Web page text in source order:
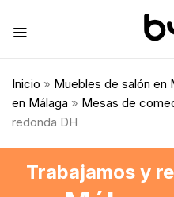
Inicio » Muebles de salón en
en Málaga » Mesas de
redonda DH
Trabajamos y